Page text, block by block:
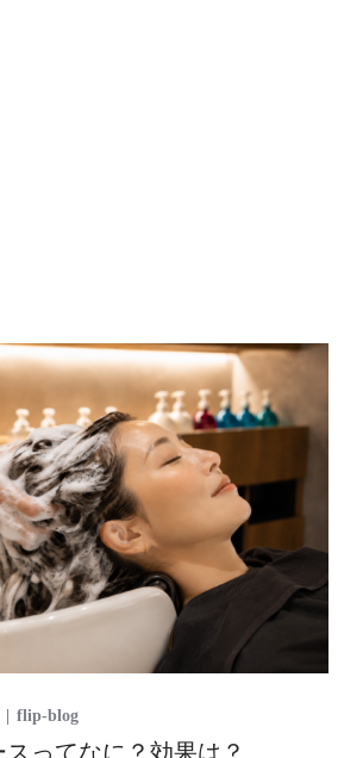
flip-blog
ってなに？効果は？